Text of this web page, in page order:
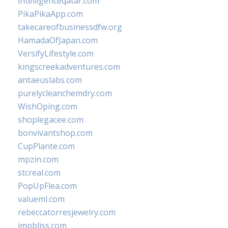
PikaPikaApp.com
takecareofbusinessdfw.org
HamadaOfJapan.com
VersifyLifestyle.com
kingscreekadventures.com
antaeuslabs.com
purelycleanchemdry.com
WishOping.com
shoplegacee.com
bonvivantshop.com
CupPlante.com
mpzin.com
stcreal.com
PopUpFlea.com
valueml.com
rebeccatorresjewelry.com
jmpbliss.com